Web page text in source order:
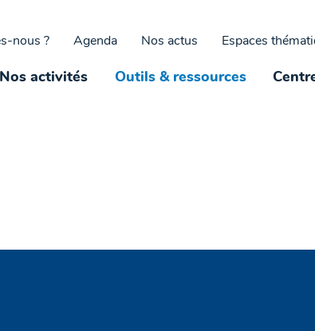
nous ? Agenda Nos actus Espaces
Nos activités Outils & ressources